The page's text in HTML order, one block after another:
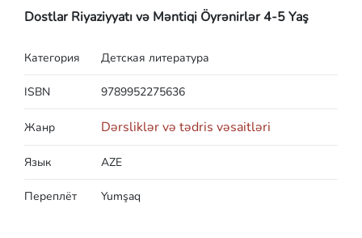
Dostlar Riyaziyyatı və Məntiqi Öyrənirlər 4-5 Yaş
Категория Детская литература
ISBN 9789952275636
Жанр Dərsliklər və tədris vəsaitləri
Язык AZE
Переплёт Yumşaq